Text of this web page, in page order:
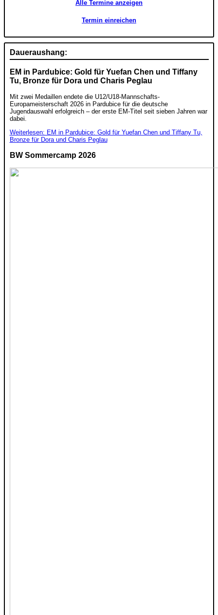
Alle Termine anzeigen
Termin einreichen
Daueraushang:
EM in Pardubice: Gold für Yuefan Chen und Tiffany
Tu, Bronze für Dora und Charis Peglau
Mit zwei Medaillen endete die U12/U18-Mannschafts-
Europameisterschaft 2026 in Pardubice für die deutsche
Jugendauswahl erfolgreich – der erste EM-Titel seit sieben Jahren war
dabei.
Weiterlesen: EM in Pardubice: Gold für Yuefan Chen und Tiffany Tu,
Bronze für Dora und Charis Peglau
BW Sommercamp 2026